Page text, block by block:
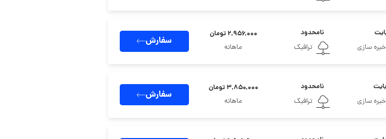
سازی
نامحدود
ترافیک
۲,۹۵۶,۰۰۰ تومان
ماهانه
سفارش
سازی
نامحدود
ترافیک
۳,۸۵۰,۰۰۰ تومان
ماهانه
سفارش